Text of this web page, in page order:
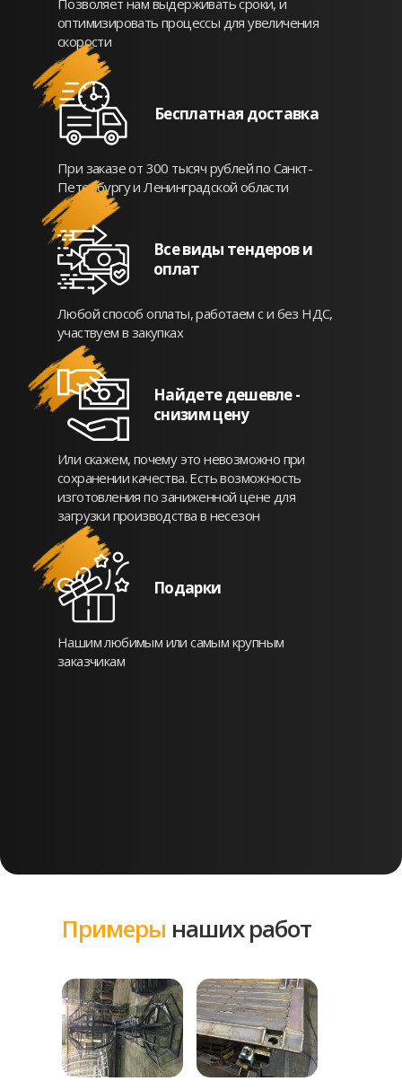
оптимизировать процессы для увеличения
скорости
Бесплатная доставка
При заказе от 300 тысяч рублей по Санкт-
Петербургу и Ленинградской области
Все виды тендеров и
оплат
Любой способ оплаты, работаем с и без НДС,
участвуем в закупках
Найдете дешевле -
снизим цену
Или скажем, почему это невозможно при
сохранении качества. Есть возможность
изготовления по заниженной цене для
загрузки производства в несезон
Подарки
Нашим любимым или самым крупным
заказчикам
Примеры наших работ